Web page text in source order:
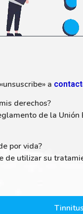
a
derechos?
de la
por vida?
utilizar su
Tinnitus